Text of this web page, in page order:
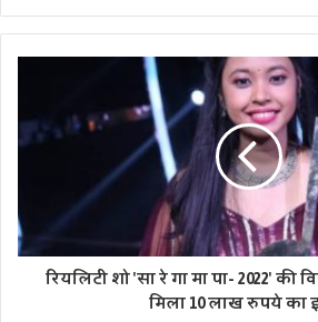
रियलिटी शो 'सा रे गा मा पा- 2022' की
मिला 10 लाख रुपये का